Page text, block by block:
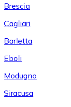
Brescia
Cagliari
Barletta
Eboli
Modugno
Siracusa